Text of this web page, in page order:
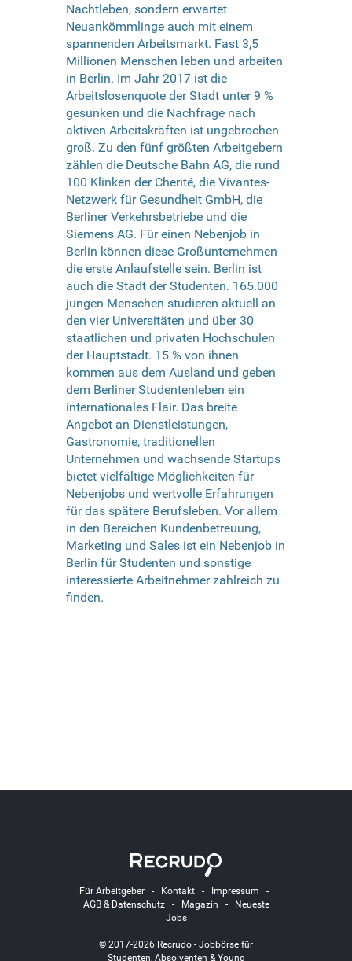
Nachtleben, sondern erwartet
Neuankömmlinge auch mit einem
spannenden Arbeitsmarkt. Fast 3,5
Millionen Menschen leben und arbeiten
in Berlin. Im Jahr 2017 ist die
Arbeitslosenquote der Stadt unter 9 %
gesunken und die Nachfrage nach
aktiven Arbeitskräften ist ungebrochen
groß. Zu den fünf größten Arbeitgebern
zählen die Deutsche Bahn AG, die rund
100 Klinken der Cherité, die Vivantes-
Netzwerk für Gesundheit GmbH, die
Berliner Verkehrsbetriebe und die
Siemens AG. Für einen Nebenjob in
Berlin können diese Großunternehmen
die erste Anlaufstelle sein. Berlin ist
auch die Stadt der Studenten. 165.000
jungen Menschen studieren aktuell an
den vier Universitäten und über 30
staatlichen und privaten Hochschulen
der Hauptstadt. 15 % von ihnen
kommen aus dem Ausland und geben
dem Berliner Studentenleben ein
internationales Flair. Das breite
Angebot an Dienstleistungen,
Gastronomie, traditionellen
Unternehmen und wachsende Startups
bietet vielfältige Möglichkeiten für
Nebenjobs und wertvolle Erfahrungen
für das spätere Berufsleben. Vor allem
in den Bereichen Kundenbetreuung,
Marketing und Sales ist ein Nebenjob in
Berlin für Studenten und sonstige
interessierte Arbeitnehmer zahlreich zu
finden.
Für Arbeitgeber- Kontakt- Impressum -
AGB & Datenschutz- Magazin -
Neueste
Jobs
© 2017-2026 Recrudo - Jobbörse für
Studenten, Absolventen & Young